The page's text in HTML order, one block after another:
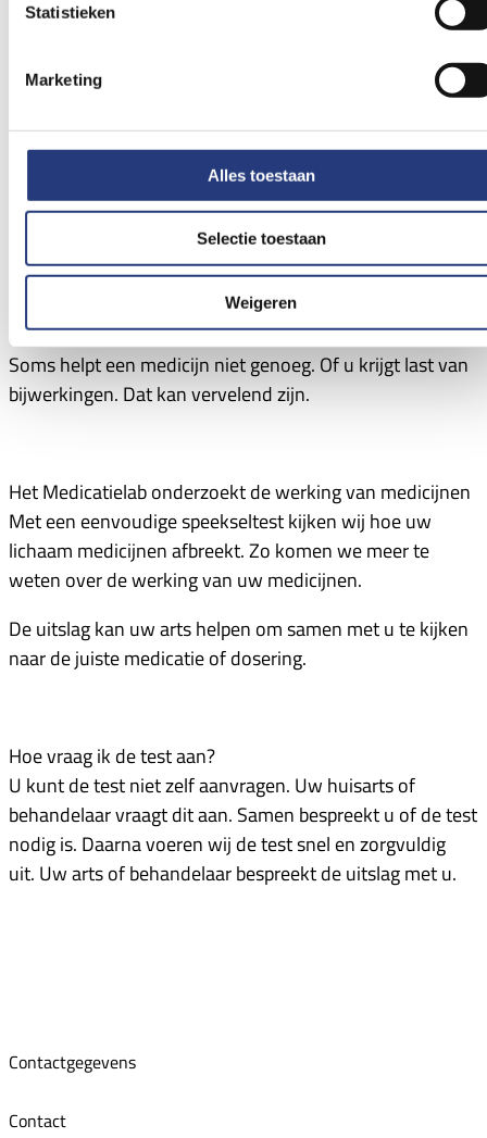
Statistieken
Marketing
Alles toestaan
Selectie toestaan
Weigeren
Onderzoek naar de werking van medicijnen
Veel mensen gebruiken medicijnen tegen depressie of
angst. Deze medicijnen helpen vaak goed. Toch werkt
een medicijn niet voor iedereen hetzelfde.
Soms helpt een medicijn niet genoeg. Of u krijgt last van
bijwerkingen. Dat kan vervelend zijn.
Het Medicatielab onderzoekt de werking van medicijnen
Met een eenvoudige speekseltest kijken wij hoe uw
lichaam medicijnen afbreekt. Zo komen we meer te
weten over de werking van uw medicijnen.
De uitslag kan uw arts helpen om samen met u te kijken
naar de juiste medicatie of dosering.
Hoe vraag ik de test aan?
U kunt de test niet zelf aanvragen. Uw huisarts of
behandelaar vraagt dit aan. Samen bespreekt u of de test
nodig is. Daarna voeren wij de test snel en zorgvuldig
uit. Uw arts of behandelaar bespreekt de uitslag met u.
Contactgegevens
Contact